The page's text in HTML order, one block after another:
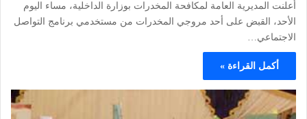
أعلنت المديرية العامة لمكافحة المخدرات بوزارة الداخلية، مساء اليوم
الأحد، القبض على أحد مروجي المخدرات من مستخدمي برنامج التواصل
الاجتماعي…
أكمل القراءة »